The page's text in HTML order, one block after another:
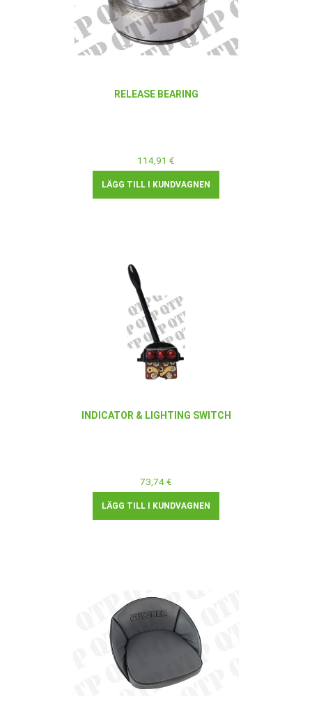
RELEASE BEARING
114,91 €
LÄGG TILL I KUNDVAGNEN
INDICATOR & LIGHTING SWITCH
73,74 €
LÄGG TILL I KUNDVAGNEN